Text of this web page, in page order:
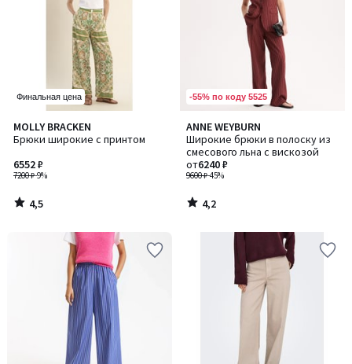
Финальная цена
MOLLY BRACKEN
Брюки широкие с принтом
7200 ₽-9%
6552 ₽
4,5
/ 5
4,5
/
-55% по коду 5525
ANNE WEYBURN
Широкие брюки в полоску из
смесового льна с вискозой
9600 ₽-45%
от6240 ₽
4,2
/ 5
4,2
/